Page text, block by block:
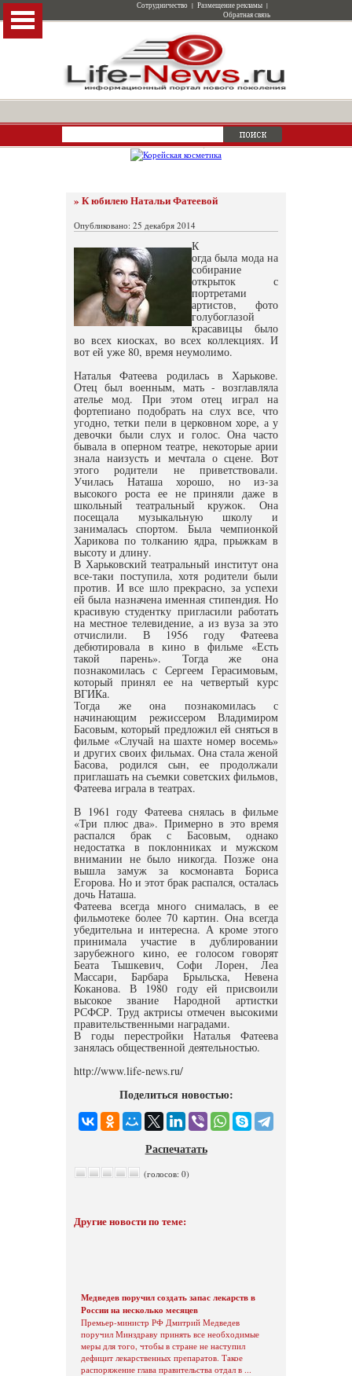
Сотрудничество | Размещение рекламы |
Обратная связь
» К юбилею Натальи Фатеевой
Опубликовано: 25 декабря 2014
К
огда была мода на
собирание
открыток с
портретами
артистов, фото
голубоглазой
красавицы было
во всех киосках, во всех коллекциях. И
вот ей уже 80, время неумолимо.
Наталья Фатеева родилась в Харькове.
Отец был военным, мать - возглавляла
ателье мод. При этом отец играл на
фортепиано подобрать на слух все, что
угодно, тетки пели в церковном хоре, а у
девочки были слух и голос. Она часто
бывала в оперном театре, некоторые арии
знала наизусть и мечтала о сцене. Вот
этого родители не приветствовали.
Училась Наташа хорошо, но из-за
высокого роста ее не приняли даже в
школьный театральный кружок. Она
посещала музыкальную школу и
занималась спортом. Была чемпионкой
Харикова по толканию ядра, прыжкам в
высоту и длину.
В Харьковский театральный институт она
все-таки поступила, хотя родители были
против. И все шло прекрасно, за успехи
ей была назначена именная стипендия. Но
красивую студентку пригласили работать
на местное телевидение, а из вуза за это
отчислили. В 1956 году Фатеева
дебютировала в кино в фильме «Есть
такой парень». Тогда же она
познакомилась с Сергеем Герасимовым,
который принял ее на четвертый курс
ВГИКа.
Тогда же она познакомилась с
начинающим режиссером Владимиром
Басовым, который предложил ей сняться в
фильме «Случай на шахте номер восемь»
и других своих фильмах. Она стала женой
Басова, родился сын, ее продолжали
приглашать на съемки советских фильмов,
Фатеева играла в театрах.
В 1961 году Фатеева снялась в фильме
«Три плюс два». Примерно в это время
распался брак с Басовым, однако
недостатка в поклонниках и мужском
внимании не было никогда. Позже она
вышла замуж за космонавта Бориса
Егорова. Но и этот брак распался, осталась
дочь Наташа.
Фатеева всегда много снималась, в ее
фильмотеке более 70 картин. Она всегда
убедительна и интересна. А кроме этого
принимала участие в дублировании
зарубежного кино, ее голосом говорят
Беата Тышкевич, Софи Лорен, Леа
Массари, Барбара Брыльска, Невена
Коканова. В 1980 году ей присвоили
высокое звание Народной артистки
РСФСР. Труд актрисы отмечен высокими
правительственными наградами.
В годы перестройки Наталья Фатеева
занялась общественной деятельностью.
http://www.life-news.ru/
Поделиться новостью:
Распечатать
(голосов: 0)
Другие новости по теме:
Медведев поручил создать запас лекарств в
России на несколько месяцев
Премьер-министр РФ Дмитрий Медведев
поручил Минздраву принять все необходимые
меры для того, чтобы в стране не наступил
дефицит лекарственных препаратов. Такое
распоряжение глава правительства отдал в ...